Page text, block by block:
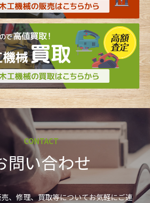
CONTACT
問い合わせ
、修理、買取等についてお気軽にご連